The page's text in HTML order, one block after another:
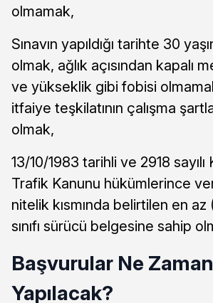
olmamak,
Sınavın yapıldığı tarihte 30
olmak, ağlık açısından kapalı
ve yükseklik gibi fobisi
itfaiye teşkilatının çalışma
olmak,
13/10/1983 tarihli ve 2918 sayılı
Trafik Kanunu hükümlerince
nitelik kısmında belirtilen en
sınıfı sürücü belgesine sahip
Başvurular Ne Zaman
Yapılacak?